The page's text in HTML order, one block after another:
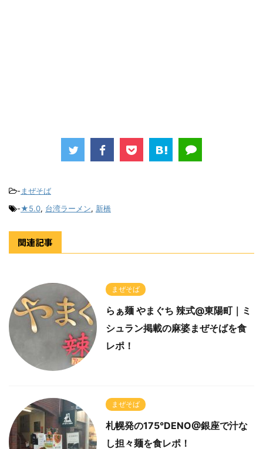
-まぜそば
-★5.0, 台湾ラーメン, 新橋
関連記事
まぜそば
らぁ麺 やまぐち 辣式@東陽町｜ミ
シュラン掲載の麻婆まぜそばを食
レポ！
まぜそば
札幌発の175°DENO@銀座で汁な
し担々麺を食レポ！